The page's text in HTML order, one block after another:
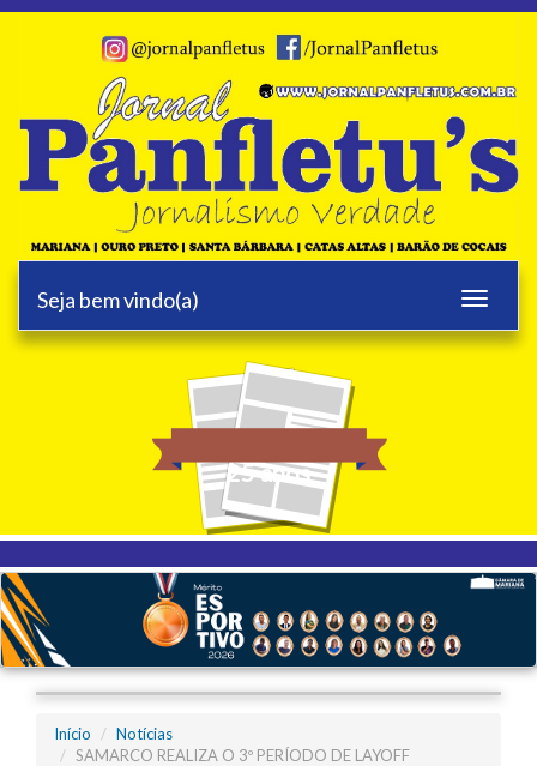
Toggle
Seja bem vindo(a)
25 anos
Início
Notícias
SAMARCO REALIZA O 3º PERÍODO DE LAYOFF